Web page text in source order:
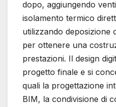
dopo, aggiungendo
isolamento termico
utilizzando deposizione
per ottenere una
prestazioni. Il design
progetto finale e si
quali la progettazione
BIM, la condivisione di